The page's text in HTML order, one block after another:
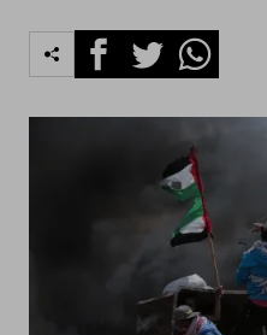
FacebookTwitterWhatsapp